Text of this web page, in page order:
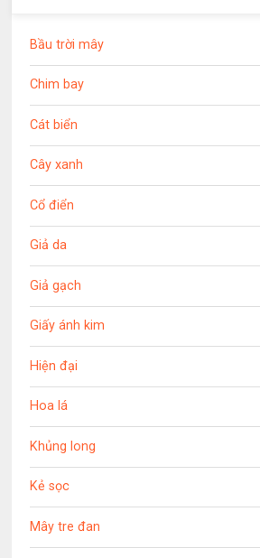
Bầu trời mây
Chim bay
Cát biển
Cây xanh
Cổ điển
Giả da
Giả gạch
Giấy ánh kim
Hiện đại
Hoa lá
Khủng long
Kẻ sọc
Mây tre đan